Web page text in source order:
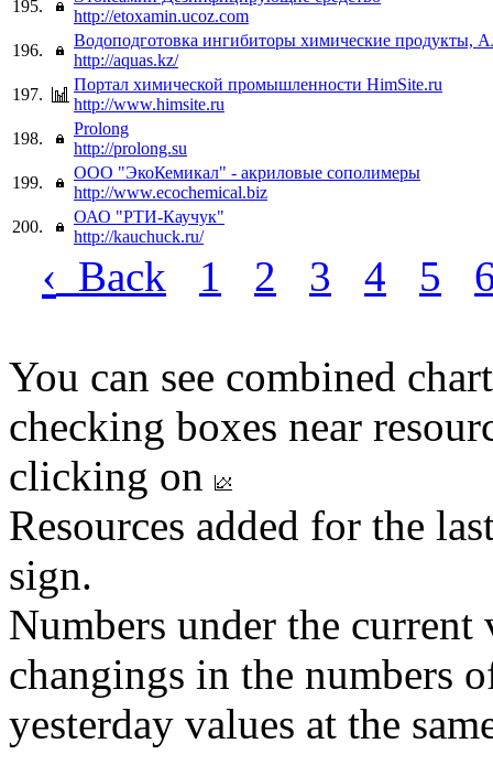
195.
http://etoxamin.ucoz.com
196.
Водоподготовка ингибиторы химические
http://aquas.kz/
197.
Портал химической промышленности HimSite.ru
http://www.himsite.ru
198.
Prolong
http://prolong.su
199.
ООО "ЭкоКемикал" - акриловые сополимеры
http://www.ecochemical.biz
200.
ОАО "РТИ-Каучук"
http://kauchuck.ru/
‹ Back 1 2 3 4 5
You can see combined
checking boxes near
clicking on
Resources added for the
sign.
Numbers under the
changings in the numbers
yesterday values at the